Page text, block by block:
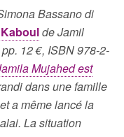
Bassano di
de Jamil
12 €, ISBN 978-2-
Mujahed est
dans une famille
a même lancé la
La situation